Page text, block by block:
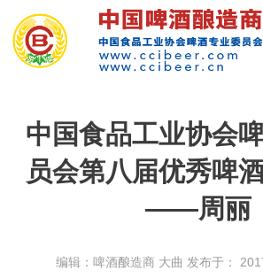
中国食品工业协会
员会第八届优秀啤
——周丽
编辑：啤酒酿造商 大曲 发布于：